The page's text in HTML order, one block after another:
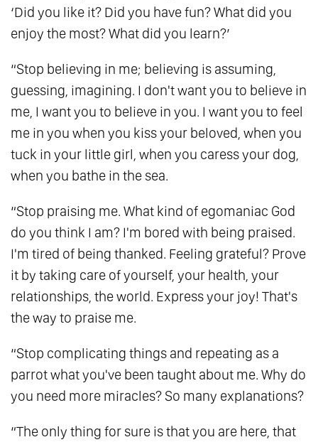
151.Người Vô Tình Nhất Lại Là Người Hữu
Tình Nhất
153.
Sở Thích Và Đam Mê
154.
Trở Thành Tình Yêu
155.Tất Cả Đều Là Phật
156.Niết Bàn Trong Luân Hồi
157.Thức Tỉnh
159.Hành Trình Chữa Lành
160. Bóng Tối - Chỉ Là Một Dạng Khác Của
Ánh Sáng
161.Khi Lòng Người Đủ Bao Dung
Phiền Não Tức Bồ Đề
163.
Tự Do Là Khi Chẳng Cần Phải Là Gì Cả
164.Ngộ Không - Hành Trình Làm Chủ Tâm
Tính
165.Chánh - Là Khi Thế Giới Xích Lại Gần
Nhau
‘Did you like it? Did you have fun? What did you
enjoy the most? What did you learn?’
“Stop believing in me; believing is assuming,
guessing, imagining. I don't want you to believe in
me, I want you to believe in you. I want you to feel
me in you when you kiss your beloved, when you
tuck in your little girl, when you caress your dog,
when you bathe in the sea.
“Stop praising me. What kind of egomaniac God
do you think I am? I'm bored with being praised.
I'm tired of being thanked. Feeling grateful? Prove
it by taking care of yourself, your health, your
relationships, the world. Express your joy! That's
the way to praise me.
“Stop complicating things and repeating as a
parrot what you've been taught about me. Why do
you need more miracles? So many explanations?
“The only thing for sure is that you are here, that